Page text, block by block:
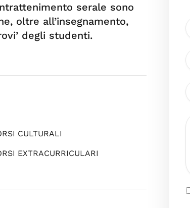
serale sono
oltre all’insegnamento,
degli studenti.
CULTURALI
EXTRACURRICULARI